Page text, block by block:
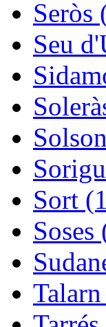
Seròs
Seu
Sort
Soses